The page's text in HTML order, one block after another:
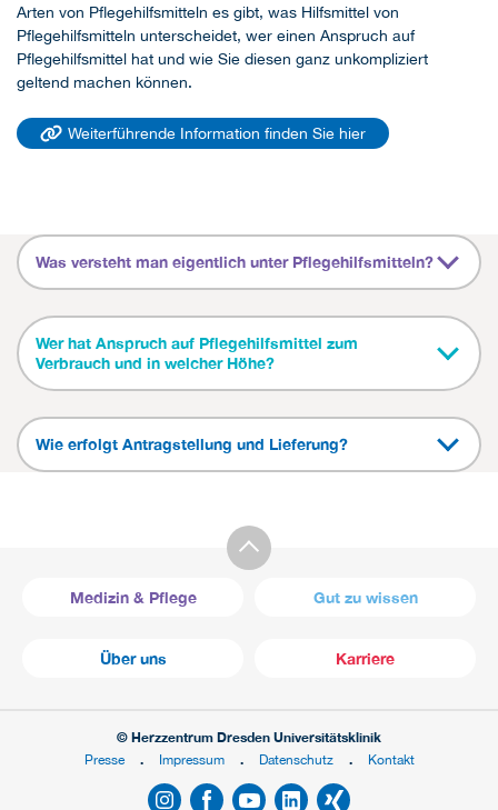
Arten von Pflegehilfsmitteln es gibt, was Hilfsmittel von
Pflegehilfsmitteln unterscheidet, wer einen Anspruch auf
Pflegehilfsmittel hat und wie Sie diesen ganz unkompliziert
geltend machen können.
Weiterführende Information finden Sie hier
Was versteht man eigentlich unter Pflegehilfsmitteln?
Wer hat Anspruch auf Pflegehilfsmittel zum
Verbrauch und in welcher Höhe?
Wie erfolgt Antragstellung und Lieferung?
Medizin & Pflege Gut zu wissen
Über uns Karriere
© Herzzentrum Dresden Universitätsklinik
Presse
Impressum Datenschutz Kontakt